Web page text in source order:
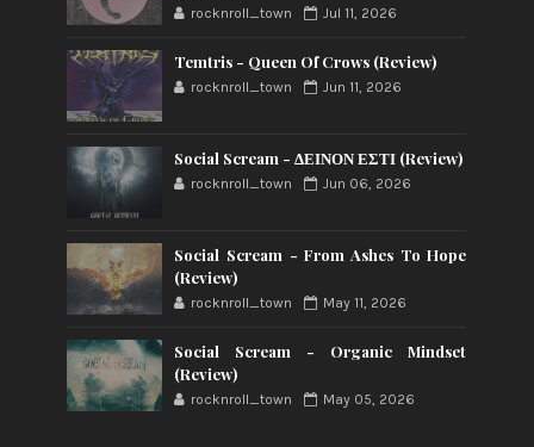
rocknroll_town Jul 11, 2026
Temtris - Queen Of Crows (Review)
rocknroll_town Jun 11, 2026
Social Scream - ΔΕΙΝΟΝ ΕΣΤΙ (Review)
rocknroll_town Jun 06, 2026
Social Scream - From Ashes To Hope
(Review)
rocknroll_town May 11, 2026
Social Scream - Organic Mindset
(Review)
rocknroll_town May 05, 2026